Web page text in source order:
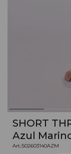
SHORT
Azul
502603140AZM